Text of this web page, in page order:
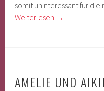
somit uninteressant für
Weiterlesen →
AMELIE UND